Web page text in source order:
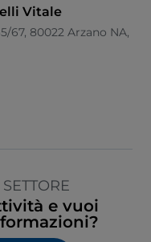
Vitale
67, 80022 Arzano NA,
e vuoi